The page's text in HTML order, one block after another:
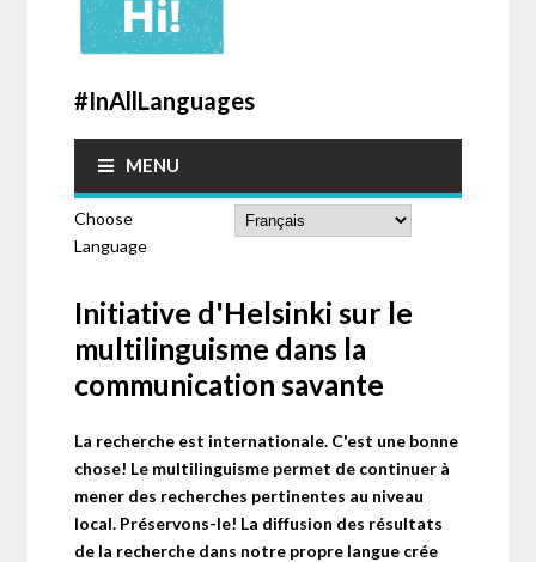
#InAllLanguages
MENU
Choose
Language
Initiative d'Helsinki sur le
multilinguisme dans la
communication savante
La recherche est internationale. C'est une bonne
chose! Le multilinguisme permet de continuer à
mener des recherches pertinentes au niveau
local. Préservons-le! La diffusion des résultats
de la recherche dans notre propre langue crée